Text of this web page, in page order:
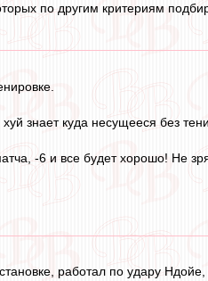
по другим критериям
знает куда несущееся без
-6 и все будет хорошо! Не
работал по удару